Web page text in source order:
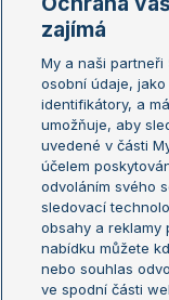
Žebříčky
Žebříček ATP (muži)
Žebříček WTA (ženy)
Sázkařský žebříček
Aktualní trendy
Fotbalové přestupy
zajímá
My a naši partneři
osobní údaje,
identifikátory, a
umožňuje, aby
uvedené v části
účelem
odvoláním svého
sledovací
obsahy a reklamy
nabídku můžete
nebo souhlas
ve spodní části